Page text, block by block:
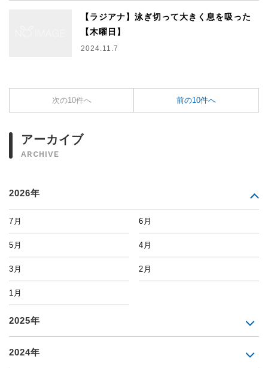
【ラジアナ】泳ぎ切って大きく息を吸った
【木曜日】
2024.11.7
次の10件へ 前の10件へ
アーカイブ
ARCHIVE
2026年
7月 6月
5月 4月
3月 2月
1月
2025年
2024年